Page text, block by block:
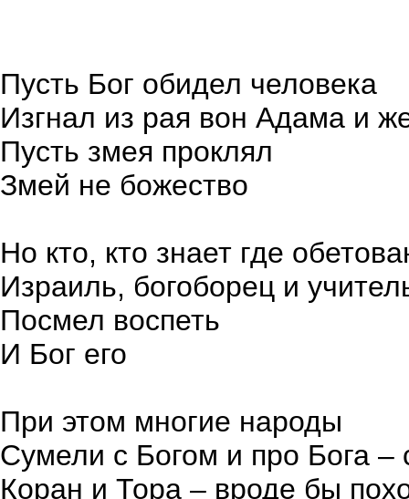
Пусть Бог обидел человека
Изгнал из рая вон Адама и
Пусть змея проклял
Змей не божество
Но кто, кто знает где
Израиль, богоборец и
Посмел воспеть
И Бог его
При этом многие народы
Сумели с Богом и про Бога –
Коран и Тора – вроде бы